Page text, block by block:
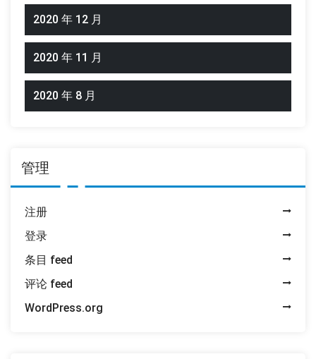
2020 年 12 月
2020 年 11 月
2020 年 8 月
管理
注册
登录
条目 feed
评论 feed
WordPress.org